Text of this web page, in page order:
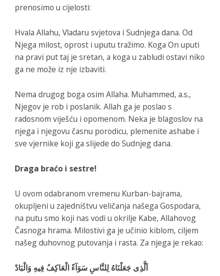
prenosimo u cijelosti:
Hvala Allahu, Vladaru svjetova i Sudnjega dana. Od
Njega milost, oprost i uputu tražimo. Koga On uputi
na pravi put taj je sretan, a koga u zabludi ostavi niko
ga ne može iz nje izbaviti.
Nema drugog boga osim Allaha. Muhammed, a.s.,
Njegov je rob i poslanik. Allah ga je poslao s
radosnom viješću i opomenom. Neka je blagoslov na
njega i njegovu časnu porodicu, plemenite ashabe i
sve vjernike koji ga slijede do Sudnjeg dana.
Draga braćo i sestre!
U ovom odabranom vremenu Kurban-bajrama,
okupljeni u zajedništvu veličanja našega Gospodara,
na putu smo koji nas vodi u okrilje Kabe, Allahovog
Časnoga hrama. Milostivi ga je učinio kiblom, ciljem
našeg duhovnog putovanja i rasta. Za njega je rekao:
اَلَّذِى جَعَلْنَاهُ لِلنَّاسِ سَوَآءً الْعَاكِفُ فِيهِ وَالْبَادْ